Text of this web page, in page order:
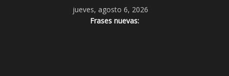
jueves, agosto 6, 2026
Frases nuevas: